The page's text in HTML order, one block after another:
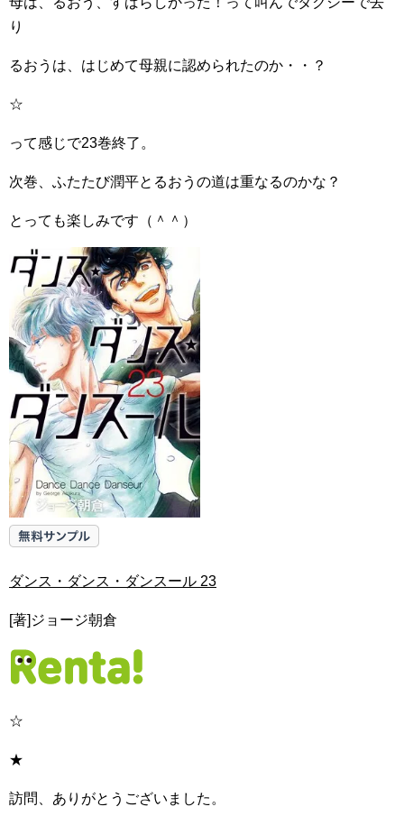
り
るおうは、はじめて母親に認められたのか・・？
☆
って感じで23巻終了。
次巻、ふたたび潤平とるおうの道は重なるのかな？
とっても楽しみです（＾＾）
ダンス・ダンス・ダンスール 23
[著]ジョージ朝倉
☆
★
訪問、ありがとうございました。